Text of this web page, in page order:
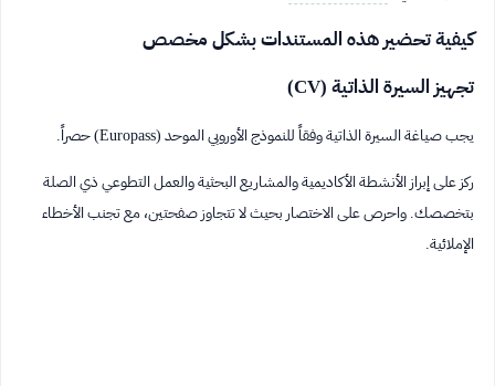
كيفية تحضير هذه المستندات بشكل مخصص
تجهيز السيرة الذاتية (CV)
يجب صياغة السيرة الذاتية وفقاً للنموذج الأوروبي الموحد (Europass) حصراً.
ركز على إبراز الأنشطة الأكاديمية والمشاريع البحثية والعمل التطوعي ذي الصلة
بتخصصك. واحرص على الاختصار بحيث لا تتجاوز صفحتين، مع تجنب الأخطاء
الإملائية.